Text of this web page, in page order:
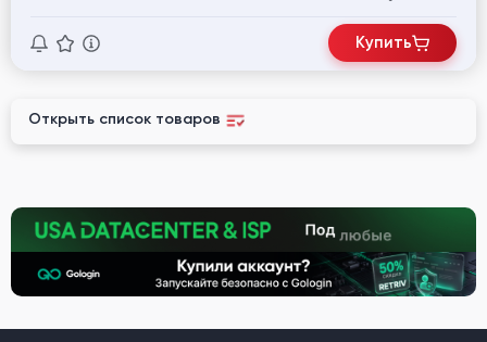
Купить
Открыть список товаров